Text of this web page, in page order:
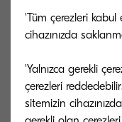
Kyocera'nın güvenli
nasıl %15 tasarruf
'Tüm çerezleri kabul
cihazınızda
'Yalnızca gerekli
çerezleri
sitemizin